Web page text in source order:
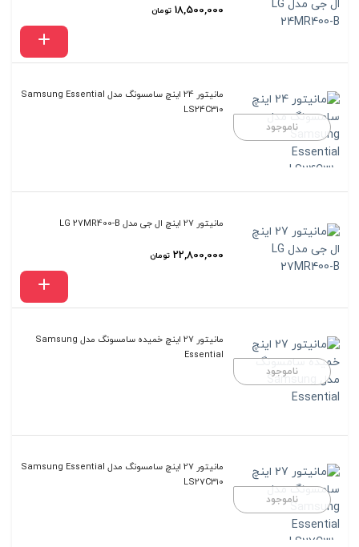
18,500,000 تومان
ناموجود
مانیتور 24 اینچ سامسونگ مدل Samsung Essential
LS24C310
مانیتور 27 اینچ ال جی مدل LG 27MR400-B
22,800,000 تومان
ناموجود
مانیتور 27 اینچ خمیده سامسونگ مدل Samsung
Essential
ناموجود
مانیتور 27 اینچ سامسونگ مدل Samsung Essential
LS27C310